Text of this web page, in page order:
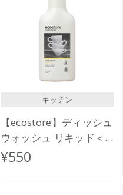
キッチン
【ecostore】ディッシュ
ウォッシュ リキッド＜
レモン＞ 100mL
¥550